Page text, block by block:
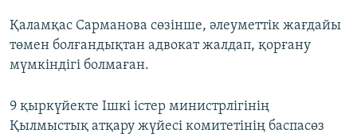
Қаламқас Сарманова сөзінше, әлеуметтік жағдайы
төмен болғандықтан адвокат жалдап, қорғану
мүмкіндігі болмаған.
9 қыркүйекте Ішкі істер министрлігінің
Қылмыстық атқару жүйесі комитетінің баспасөз